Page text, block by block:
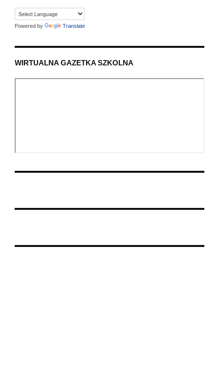
Powered by Translate
WIRTUALNA GAZETKA SZKOLNA